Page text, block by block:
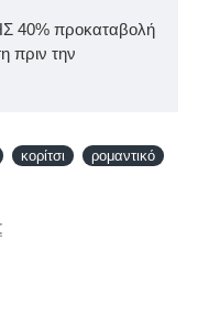
40% προκαταβολή
πριν την
κορίτσι ρομαντικό